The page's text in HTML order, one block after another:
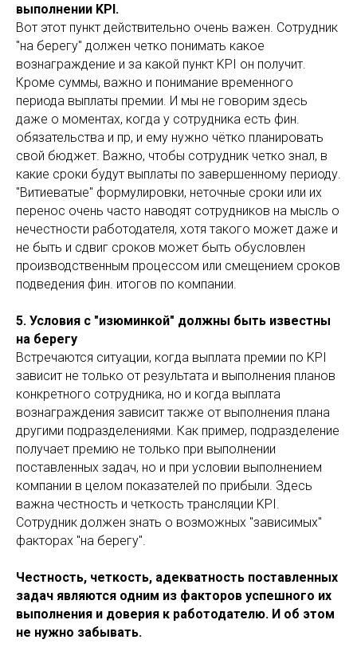
выполнении KPI.
Вот этот пункт действительно очень важен. Сотрудник
"на берегу" должен четко понимать какое
вознаграждение и за какой пункт KPI он получит.
Кроме суммы, важно и понимание временного
периода выплаты премии. И мы не говорим здесь
даже о моментах, когда у сотрудника есть фин.
обязательства и пр, и ему нужно чётко планировать
свой бюджет. Важно, чтобы сотрудник четко знал, в
какие сроки будут выплаты по завершенному периоду.
"Витиеватые" формулировки, неточные сроки или их
перенос очень часто наводят сотрудников на мысль о
нечестности работодателя, хотя такого может даже и
не быть и сдвиг сроков может быть обусловлен
производственным процессом или смещением сроков
подведения фин. итогов по компании.
5. Условия с "изюминкой" должны быть известны
на берегу
Встречаются ситуации, когда выплата премии по KPI
зависит не только от результата и выполнения планов
конкретного сотрудника, но и когда выплата
вознаграждения зависит также от выполнения плана
другими подразделениями. Как пример, подразделение
получает премию не только при выполнении
поставленных задач, но и при условии выполнением
компании в целом показателей по прибыли. Здесь
важна честность и четкость трансляции KPI.
Сотрудник должен знать о возможных "зависимых"
факторах "на берегу".
Честность, четкость, адекватность поставленных
задач являются одним из факторов успешного их
выполнения и доверия к работодателю. И об этом
не нужно забывать.